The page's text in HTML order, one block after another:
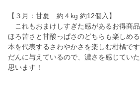
【３月：甘夏 約４kg 約12個入】
これもおまけしすぎた感があるお得商品
ほろ苦さと甘酸っぱさのどちらも楽しめ
本を代表するさわやかさを楽しむ柑橘で
だんに与えているので、濃さを感じてい
思います！